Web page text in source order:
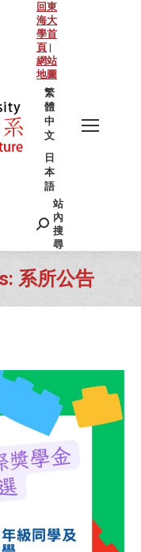
回東
海大
學首
頁 |
網站
地圖
繁
體
中
文
日
本
語
Search:
站
內
搜
尋
系所公告
here: